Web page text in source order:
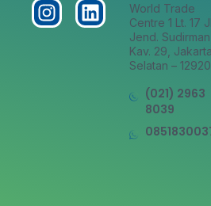
World Trade
Centre 1 Lt. 17 Jl
Jend. Sudirman
Kav. 29, Jakarta
Selatan – 12920
(021) 2963
8039